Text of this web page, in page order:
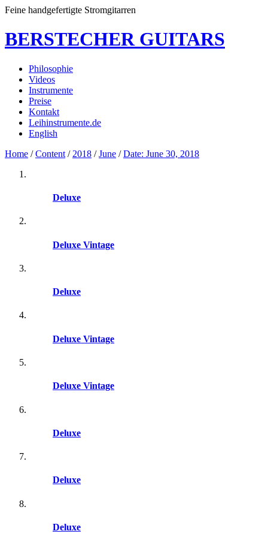
Feine handgefertigte Stromgitarren
BERSTECHER GUITARS
Philosophie
Videos
Instrumente
Preise
Kontakt
Leihinstrumente.de
English
Home /Content / 2018 /June /Date: June 30, 2018
Deluxe
Deluxe Vintage
Deluxe
Deluxe Vintage
Deluxe Vintage
Deluxe
Deluxe
Deluxe